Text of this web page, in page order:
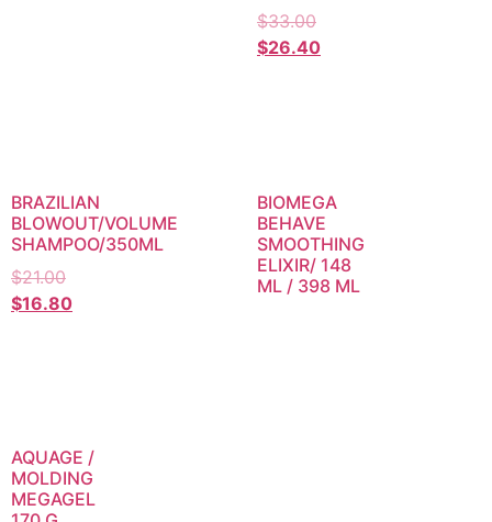
$33.00
$26.40
BRAZILIAN
BLOWOUT/VOLUME
SHAMPOO/350ML
$21.00
$16.80
BIOMEGA
BEHAVE
SMOOTHING
ELIXIR/ 148
ML / 398 ML
AQUAGE /
MOLDING
MEGAGEL